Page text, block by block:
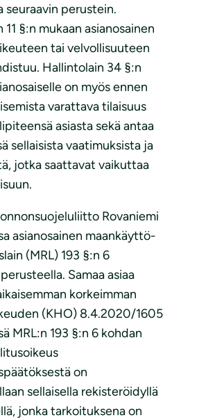
seuraavin perustein.
§:n mukaan asianosainen
tai velvollisuuteen
Hallintolain 34 §:n
on myös ennen
varattava tilaisuus
asiasta sekä antaa
sellaisista vaatimuksista ja
jotka saattavat vaikuttaa
Rovaniemi
asianosainen maankäyttö-
(MRL) 193 §:n 6
Samaa asiaa
korkeimman
(KHO) 8.4.2020/1605
MRL:n 193 §:n 6 kohdan
on
sellaisella rekisteröidyllä
jonka tarkoituksena on